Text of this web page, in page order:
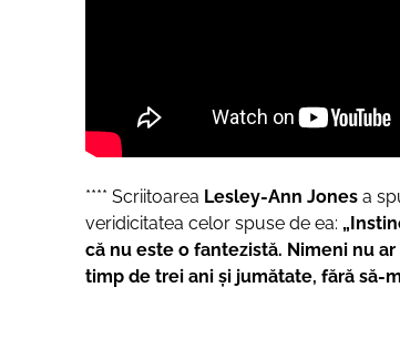
**** Scriitoarea Lesley-Ann Jones a
veridicitatea celor spuse de ea:
că nu este o fantezistă. Nimeni nu
timp de trei ani și jumătate, fără să-